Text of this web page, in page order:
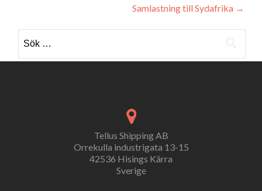
Samlastning till Sydafrika →
efter:
Tellus Shipping AB
Orrekulla industrigata 13-15
42536 Hisings Kärra
Sverige